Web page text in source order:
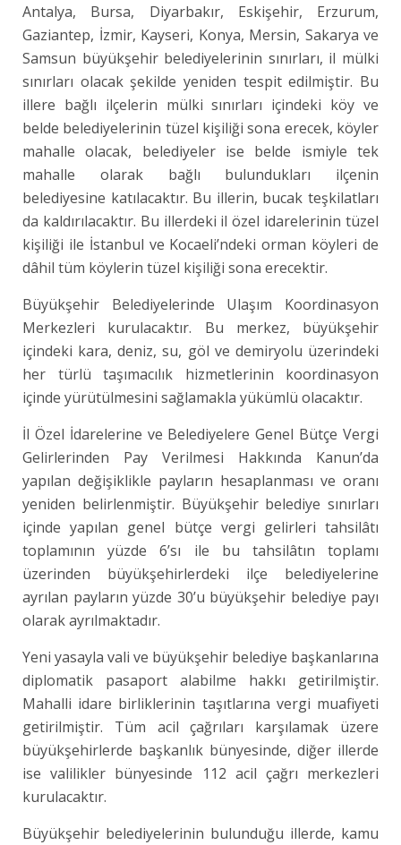
Antalya, Bursa, Diyarbakır, Eskişehir, Erzurum,
Gaziantep, İzmir, Kayseri, Konya, Mersin, Sakarya ve
Samsun büyükşehir belediyelerinin sınırları, il mülki
sınırları olacak şekilde yeniden tespit edilmiştir. Bu
illere bağlı ilçelerin mülki sınırları içindeki köy ve
belde belediyelerinin tüzel kişiliği sona erecek, köyler
mahalle olacak, belediyeler ise belde ismiyle tek
mahalle olarak bağlı bulundukları ilçenin
belediyesine katılacaktır. Bu illerin, bucak teşkilatları
da kaldırılacaktır. Bu illerdeki il özel idarelerinin tüzel
kişiliği ile İstanbul ve Kocaeli’ndeki orman köyleri de
dâhil tüm köylerin tüzel kişiliği sona erecektir.
Büyükşehir Belediyelerinde Ulaşım Koordinasyon
Merkezleri kurulacaktır. Bu merkez, büyükşehir
içindeki kara, deniz, su, göl ve demiryolu üzerindeki
her türlü taşımacılık hizmetlerinin koordinasyon
içinde yürütülmesini sağlamakla yükümlü olacaktır.
İl Özel İdarelerine ve Belediyelere Genel Bütçe Vergi
Gelirlerinden Pay Verilmesi Hakkında Kanun’da
yapılan değişiklikle payların hesaplanması ve oranı
yeniden belirlenmiştir. Büyükşehir belediye sınırları
içinde yapılan genel bütçe vergi gelirleri tahsilâtı
toplamının yüzde 6’sı ile bu tahsilâtın toplamı
üzerinden büyükşehirlerdeki ilçe belediyelerine
ayrılan payların yüzde 30’u büyükşehir belediye payı
olarak ayrılmaktadır.
Yeni yasayla vali ve büyükşehir belediye başkanlarına
diplomatik pasaport alabilme hakkı getirilmiştir.
Mahalli idare birliklerinin taşıtlarına vergi muafiyeti
getirilmiştir. Tüm acil çağrıları karşılamak üzere
büyükşehirlerde başkanlık bünyesinde, diğer illerde
ise valilikler bünyesinde 112 acil çağrı merkezleri
kurulacaktır.
Büyükşehir belediyelerinin bulunduğu illerde, kamu